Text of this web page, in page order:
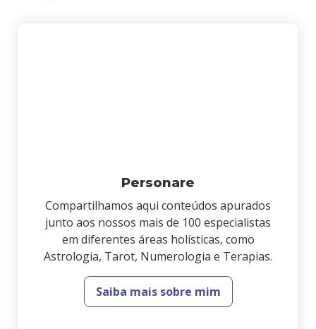
Personare
Compartilhamos aqui conteúdos apurados
junto aos nossos mais de 100 especialistas
em diferentes áreas holísticas, como
Astrologia, Tarot, Numerologia e Terapias.
Saiba mais sobre mim